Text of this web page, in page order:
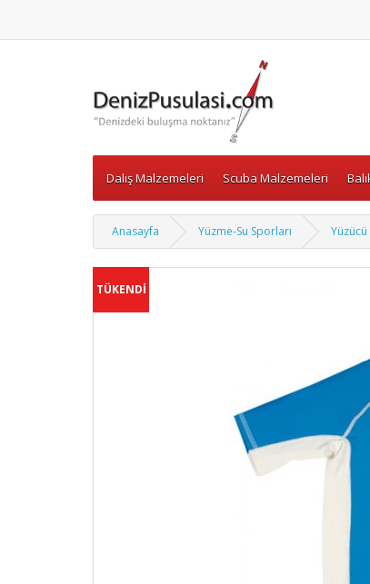
Dalış Malzemeleri Scuba Malzemeleri
Anasayfa Yüzme-Su Sporları
TÜKENDİ